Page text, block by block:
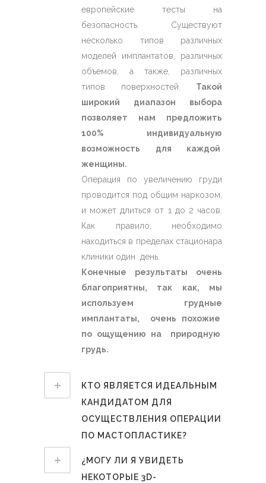
европейские тесты на
безопасность. Существуют
несколько типов различных
моделей имплантатов, различных
объемов, а также, различных
типов поверхностей. Такой
широкий диапазон выбора
позволяет нам предложить
100% индивидуальную
возможность для каждой
женщины.
Операция по увеличению груди
проводится под общим наркозом,
и может длиться от 1 до 2 часов.
Как правило, необходимо
находиться в пределах стационара
клиники один день.
Конечные результаты очень
благоприятны, так как, мы
используем грудные
имплантаты, очень похожие
по ощущению на природную
грудь.
КТО ЯВЛЯЕТСЯ ИДЕАЛЬНЫМ
КАНДИДАТОМ ДЛЯ
ОСУЩЕСТВЛЕНИЯ ОПЕРАЦИИ
ПО MАСТОПЛАСТИКЕ?
¿МОГУ ЛИ Я УВИДЕТЬ
НЕКОТОРЫЕ 3D-